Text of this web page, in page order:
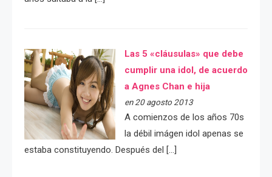
Las 5 «cláusulas» que debe
cumplir una idol, de acuerdo
a Agnes Chan e hija
en 20 agosto 2013
A comienzos de los años 70s
la débil imágen idol apenas se
estaba constituyendo. Después del […]